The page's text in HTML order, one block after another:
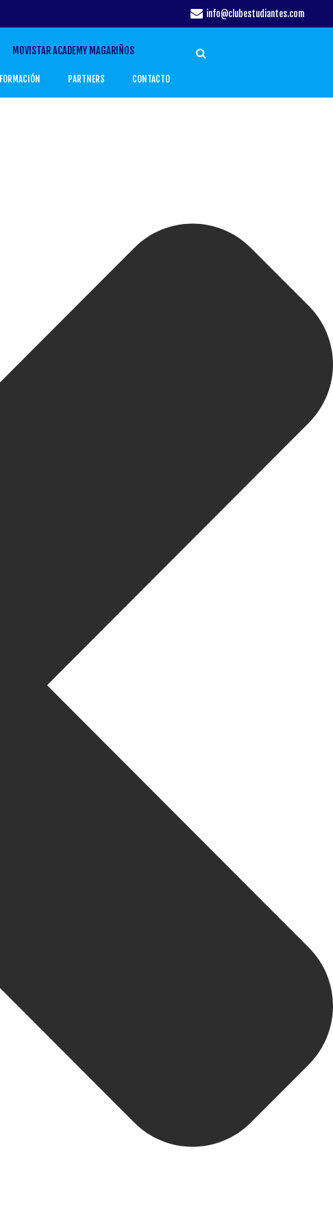
info@clubestudiantes.com
MOVISTAR ACADEMY MAGARIÑOS
FORMACIÓN PARTNERS CONTACTO